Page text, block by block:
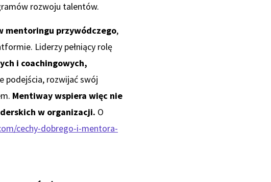
rozwoju talentów.
mentoringu przywódczego,
Liderzy pełniący rolę
i coachingowych,
podejścia, rozwijać swój
Mentiway wspiera więc nie
w organizacji. O
cechy-dobrego-i-mentora-